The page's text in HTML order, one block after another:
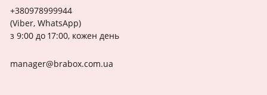
+380978999944
(Viber, WhatsApp)
з 9:00 до 17:00, кожен день
manager@brabox.com.ua